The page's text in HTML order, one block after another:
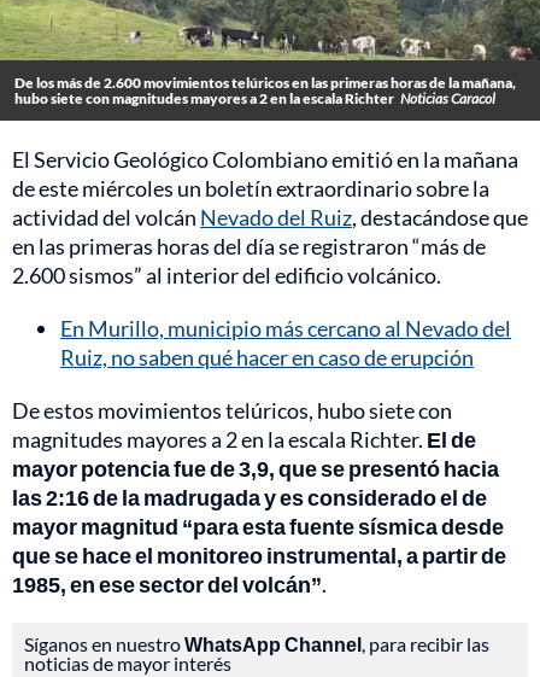
De los más de 2.600 movimientos telúricos en las primeras horas de la mañana,
hubo siete con magnitudes mayores a 2 en la escala Richter Noticias Caracol
El Servicio Geológico Colombiano emitió en la mañana
de este miércoles un boletín extraordinario sobre la
actividad del volcán Nevado del Ruiz, destacándose que
en las primeras horas del día se registraron “más de
2.600 sismos” al interior del edificio volcánico.
En Murillo, municipio más cercano al Nevado del
Ruiz, no saben qué hacer en caso de erupción
De estos movimientos telúricos, hubo siete con
magnitudes mayores a 2 en la escala Richter. El de
mayor potencia fue de 3,9, que se presentó hacia
las 2:16 de la madrugada y es considerado el de
mayor magnitud “para esta fuente sísmica desde
que se hace el monitoreo instrumental, a partir de
1985, en ese sector del volcán”.
Síganos en nuestroWhatsApp Channel, para recibir las
noticias de mayor interés